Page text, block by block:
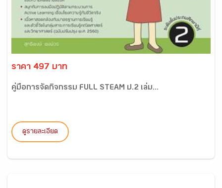
ราคา 497 บาท
คู่มือการจัดกิจกรรม FULL STEAM ป.2 เล่ม...
ดูรายละเอียด